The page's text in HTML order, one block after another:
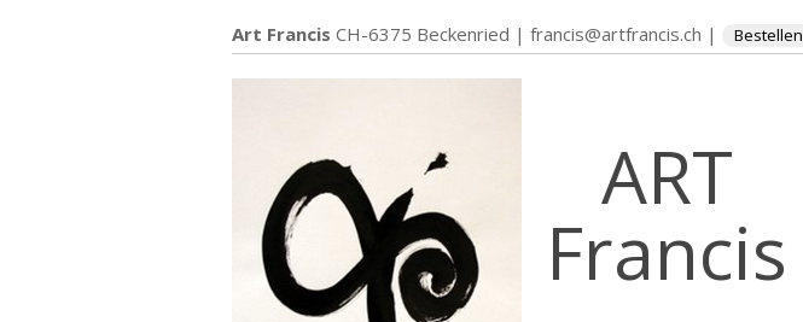
Art Francis CH-6375 Beckenried | francis@artfrancis.ch | Bestellen
ART
Francis